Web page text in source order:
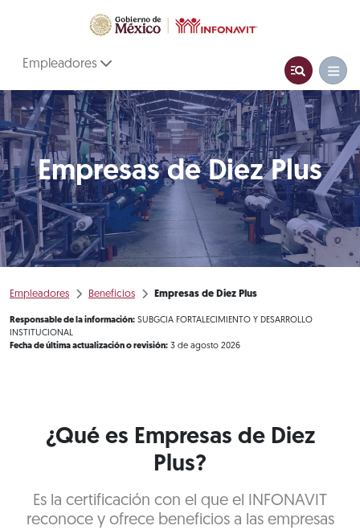
Empleadores
Empresas de Diez Plus
Empleadores Beneficios Empresas de Diez Plus
Responsable de la información: SUBGCIA FORTALECIMIENTO Y DESARROLLO
INSTITUCIONAL
Fecha de última actualización o revisión: 3 de agosto 2026
¿Qué es Empresas de Diez
Plus?
Es la certificación con el que el INFONAVIT
reconoce y ofrece beneficios a las empresas